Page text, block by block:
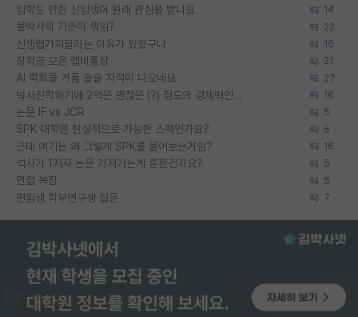
입학도 안한 신입생이 원래 관심을 받나요 14
물박사의 기준이 뭐임? 22
신생랩가지말라는 이유가 있었구나 16
장학금 모은 랩비통장 21
AI 학회들 거품 슬슬 지적이 나오네요 27
박사진학하기에 2억은 괜찮은 (?) 정도의 경제력인가요 16
논문 IF vs JCR 5
SPK 대학원 현실적으로 가능한 스펙인가요? 5
근데 여기는 왜 그렇게 SPK를 물어보는거임? 16
석사가 1저자 논문 가져가는게 흔한건가요? 5
면접 복장 5
편입생 학부연구생 질문 7